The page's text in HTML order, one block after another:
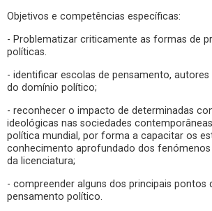
Objetivos e competências específicas:
- Problematizar criticamente as formas de
políticas.
- identificar escolas de pensamento,
do domínio político;
- reconhecer o impacto de determinadas
ideológicas nas sociedades
política mundial, por forma a capacitar os
conhecimento aprofundado dos
da licenciatura;
- compreender alguns dos principais pontos
pensamento político.